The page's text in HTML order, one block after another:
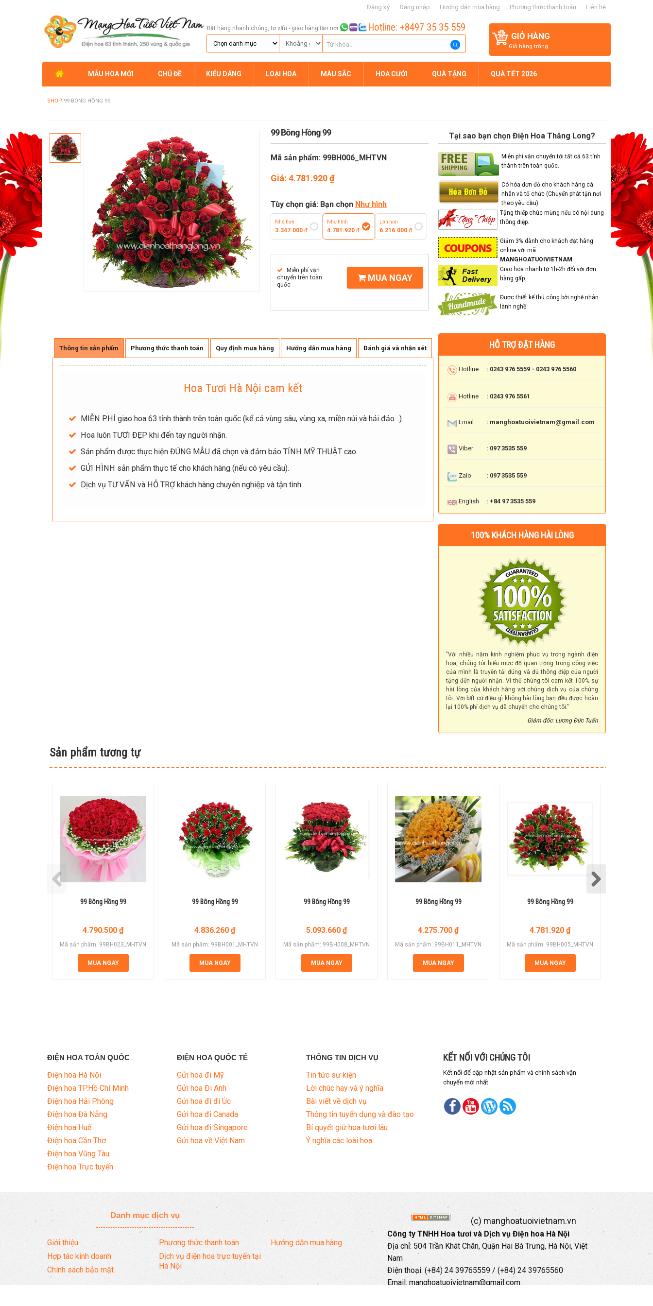
Đăng ký Đăng nhập Hướng dẫn mua hàng Phương thức thanh toán Liên hệ
GIỎ HÀNG
Giỏ hàng trống.
Đặt hàng nhanh chóng, tư vấn - giao hàng tận nơi. Hotline: +8497 35 35 559
MẪU HOA MỚI CHỦ ĐỀ KIỂU DÁNG LOẠI HOA MÀU SẮC HOA CƯỚI QUÀ TẶNG QUÀ TẾT 2026
SHOP 99 BÔNG HỒNG 99
99 Bông Hồng 99
Mã sản phẩm: 99BH006_MHTVN
Giá: 4.781.920₫
Tùy chọn giá: Bạn chọn Như hình
Nhỏ hơn
3.347.000 ₫
Như hình
4.781.920₫
Lớn hơn
6.216.000 ₫
Miễn phí vận
chuyển trên toàn
quốc
MUA NGAY
Tại sao bạn chọn Điện Hoa Thăng Long?
Miễn phí vận chuyển tới tất cả 63 tỉnh
thành trên toàn quốc.
Có hóa đơn đỏ cho khách hàng cá
nhân và tổ chức (Chuyển phát tận nơi
theo yêu cầu)
Tặng thiếp chúc mừng nếu có nội dung
thông điệp.
Giảm 3% dành cho khách đặt hàng
online với mã
MANGHOATUOIVIETNAM
Giao hoa nhanh từ 1h-2h đối với đơn
hàng gấp.
Được thiết kế thủ công bởi nghệ nhân
lành nghề.
Thông tin sản phẩm Phương thức thanh toán Quy định mua hàng Hướng dẫn mua hàng Đánh giá và nhận xét
Hoa Tươi Hà Nội cam kết
MIỄN PHÍ giao hoa 63 tỉnh thành trên toàn quốc (kể cả vùng sâu, vùng xa, miền núi và hải đảo…).
Hoa luôn TƯƠI ĐẸP khi đến tay người nhận.
Sản phẩm được thực hiện ĐÚNG MẪU đã chọn và đảm bảo TÍNH MỸ THUẬT cao.
GỬI HÌNH sản phẩm thực tế cho khách hàng (nếu có yêu cầu).
Dịch vụ TƯ VẤN và HỖ TRỢ khách hàng chuyên nghiệp và tận tình.
HỖ TRỢ ĐẶT HÀNG
Hotline : 0243 976 5559 - 0243 976 5560
Hotline : 0243 976 5561
Email : manghoatuoivietnam@gmail.com
Viber : 097 3535 559
Zalo : 097 3535 559
English : +84 97 3535 559
100% KHÁCH HÀNG HÀI LÒNG
"Với nhiều năm kinh nghiệm phục vụ trong ngành điện
hoa, chúng tôi hiểu mức độ quan trọng trong công việc
của mình là truyền tải đúng và đủ thông điệp của người
tặng đến người nhận. Vì thế chúng tôi cam kết 100% sự
hài lòng của khách hàng với chúng dịch vụ của chúng
tôi. Với bất cứ điều gì không hài lòng bạn đều được hoàn
lại 100% phí dịch vụ đã chuyển cho chúng tôi."
Giám đốc: Lương Đức Tuấn
Sản phẩm tương tự
99 Bông Hồng 99
4.790.500 ₫
Mã sản phẩm: 99BH023_MHTVN
MUA NGAY
99 Bông Hồng 99
4.836.260 ₫
Mã sản phẩm: 99BH001_MHTVN
MUA NGAY
99 Bông Hồng 99
5.093.660 ₫
Mã sản phẩm: 99BH008_MHTVN
MUA NGAY
99 Bông Hồng 99
4.275.700 ₫
Mã sản phẩm: 99BH011_MHTVN
MUA NGAY
99 Bông Hồng 99
4.781.920 ₫
Mã sản phẩm: 99BH005_MHTVN
MUA NGAY
ĐIỆN HOA TOÀN QUỐC
Điện hoa Hà Nội
Điện hoa TP.Hồ Chí Minh
Điện hoa Hải Phòng
Điện hoa Đà Nẵng
Điện hoa Huế
Điện hoa Cần Thơ
Điện hoa Vũng Tàu
Điện hoa Trực tuyến
ĐIỆN HOA QUỐC TẾ
Gửi hoa đi Mỹ
Gửi hoa Đi Anh
Gửi hoa đi đi Úc
Gửi hoa đi Canada
Gửi hoa đi Singapore
Gửi hoa về Việt Nam
THÔNG TIN DỊCH VỤ
Tin tức sự kiện
Lời chúc hay và ý nghĩa
Bài viết về dịch vụ
Thông tin tuyển dụng và đào tạo
Bí quyết giữ hoa tươi lâu
Ý nghĩa các loài hoa
KẾT NỐI VỚI CHÚNG TÔI
Kết nối để cập nhật sản phẩm và chính sách vận
chuyển mới nhất
Danh mục dịch vụ
Giới thiệu
Hợp tác kinh doanh
Chính sách bảo mật
Phương thức thanh toán
Dịch vụ điện hoa trực tuyến tại
Hà Nội
Hướng dẫn mua hàng
(c) manghoatuoivietnam.vn
Công ty TNHH Hoa tươi và Dịch vụ Điện hoa Hà Nội
Địa chỉ: 504 Trần Khát Chân, Quận Hai Bà Trưng, Hà Nội, Việt
Nam
Điện thoại: (+84) 24 39765559 / (+84) 24 39765560
Email: manghoatuoivietnam@gmail.com